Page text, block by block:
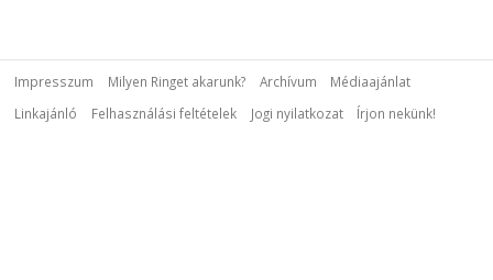
Impresszum Milyen Ringet akarunk? Archívum
Médiaajánlat
Linkajánló
Felhasználási feltételek Jogi nyilatkozat Írjon nekünk!